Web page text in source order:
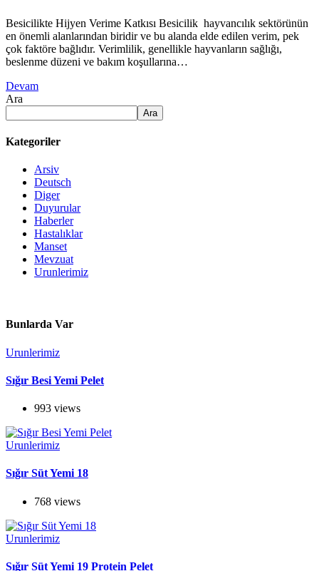
Besicilikte Hijyen Verime Katkısı Besicilik hayvancılık sektörünün
en önemli alanlarından biridir ve bu alanda elde edilen verim, pek
çok faktöre bağlıdır. Verimlilik, genellikle hayvanların sağlığı,
beslenme düzeni ve bakım koşullarına…
Devam
Ara
Ara
Kategoriler
Arsiv
Deutsch
Diger
Duyurular
Haberler
Hastalıklar
Manset
Mevzuat
Urunlerimiz
Bunlarda Var
Urunlerimiz
Sığır Besi Yemi Pelet
993 views
Urunlerimiz
Sığır Süt Yemi 18
768 views
Urunlerimiz
Sığır Süt Yemi 19 Protein Pelet